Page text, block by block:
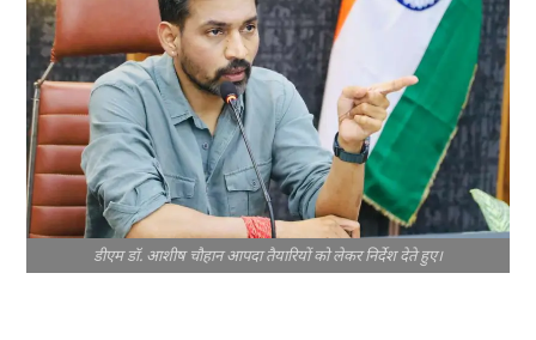
डीएम डॉ. आशीष चौहान आपदा तैयारियों को लेकर निर्देश देते हुए।